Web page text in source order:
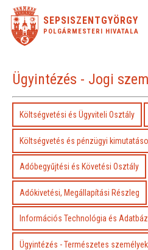
SEPSISZENTGYÖRGY
POLGÁRMESTERI HIVATALA
Ügyintézés - Jogi
Költségvetési és Ügyviteli Osztály
Költségvetés és pénzügyi
Adóbegyűjtési és Követési Osztály
Adókivetési, Megállapítási Részleg
Információs Technológia és
Ügyintézés - Természetes személyek